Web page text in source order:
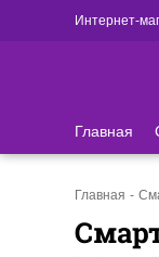
Интернет-
Главная
Главная